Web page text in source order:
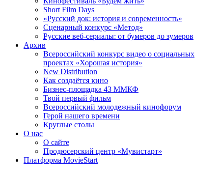
Short Film Days
«Русский док: история и современность»
Сценарный конкурс «Метод»
Русские веб-сериалы: от бумеров до зумеров
Архив
Всероссийский конкурс видео о социальных
проектах «Хорошая история»
New Distribution
Как создаётся кино
Бизнес-площадка 43 ММКФ
Твой первый фильм
Всероссийский молодежный кинофорум
Герой нашего времени
Круглые столы
О нас
О сайте
Продюсерский центр «Мувистарт»
Платформа MovieStart